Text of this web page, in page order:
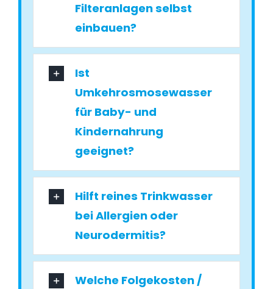
Filteranlagen selbst
einbauen?
Ist
Umkehrosmosewasser
für Baby- und
Kindernahrung
geeignet?
Hilft reines Trinkwasser
bei Allergien oder
Neurodermitis?
Welche Folgekosten /